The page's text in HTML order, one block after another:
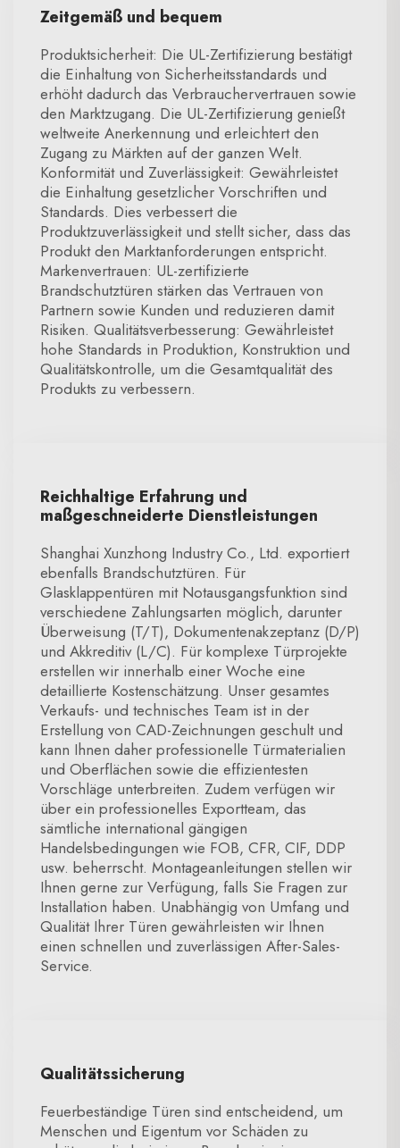
Zeitgemäß und bequem
Produktsicherheit: Die UL-Zertifizierung bestätigt
die Einhaltung von Sicherheitsstandards und
erhöht dadurch das Verbrauchervertrauen sowie
den Marktzugang. Die UL-Zertifizierung genießt
weltweite Anerkennung und erleichtert den
Zugang zu Märkten auf der ganzen Welt.
Konformität und Zuverlässigkeit: Gewährleistet
die Einhaltung gesetzlicher Vorschriften und
Standards. Dies verbessert die
Produktzuverlässigkeit und stellt sicher, dass das
Produkt den Marktanforderungen entspricht.
Markenvertrauen: UL-zertifizierte
Brandschutztüren stärken das Vertrauen von
Partnern sowie Kunden und reduzieren damit
Risiken. Qualitätsverbesserung: Gewährleistet
hohe Standards in Produktion, Konstruktion und
Qualitätskontrolle, um die Gesamtqualität des
Produkts zu verbessern.
Reichhaltige Erfahrung und
maßgeschneiderte Dienstleistungen
Shanghai Xunzhong Industry Co., Ltd. exportiert
ebenfalls Brandschutztüren. Für
Glasklappentüren mit Notausgangsfunktion sind
verschiedene Zahlungsarten möglich, darunter
Überweisung (T/T), Dokumentenakzeptanz (D/P)
und Akkreditiv (L/C). Für komplexe Türprojekte
erstellen wir innerhalb einer Woche eine
detaillierte Kostenschätzung. Unser gesamtes
Verkaufs- und technisches Team ist in der
Erstellung von CAD-Zeichnungen geschult und
kann Ihnen daher professionelle Türmaterialien
und Oberflächen sowie die effizientesten
Vorschläge unterbreiten. Zudem verfügen wir
über ein professionelles Exportteam, das
sämtliche international gängigen
Handelsbedingungen wie FOB, CFR, CIF, DDP
usw. beherrscht. Montageanleitungen stellen wir
Ihnen gerne zur Verfügung, falls Sie Fragen zur
Installation haben. Unabhängig von Umfang und
Qualität Ihrer Türen gewährleisten wir Ihnen
einen schnellen und zuverlässigen After-Sales-
Service.
Qualitätssicherung
Feuerbeständige Türen sind entscheidend, um
Menschen und Eigentum vor Schäden zu